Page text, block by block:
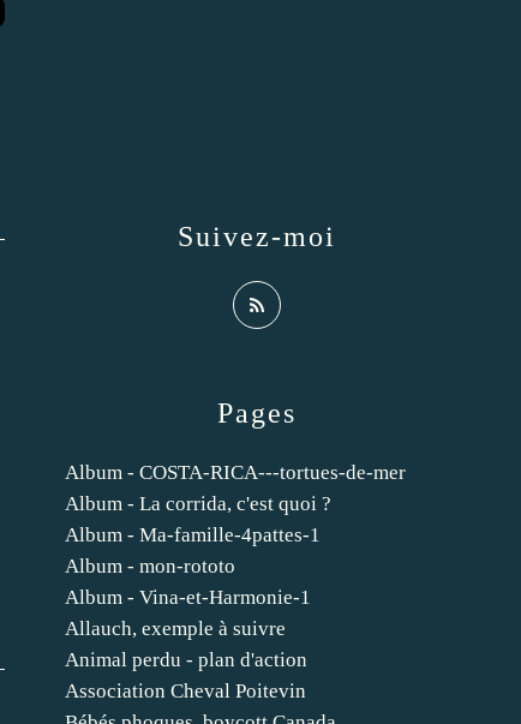
Pages
Album - COSTA-RICA---tortues-de-mer
Album - La corrida, c'est quoi ?
Album - Ma-famille-4pattes-1
Album - mon-rototo
Album - Vina-et-Harmonie-1
Allauch, exemple à suivre
Animal perdu - plan d'action
Association Cheval Poitevin
Suivez-moi